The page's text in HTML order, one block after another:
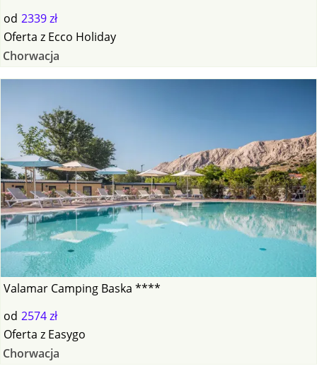
od 2339 zł
Oferta z Ecco Holiday
Chorwacja
Valamar Camping Baska ****
od 2574 zł
Oferta z Easygo
Chorwacja